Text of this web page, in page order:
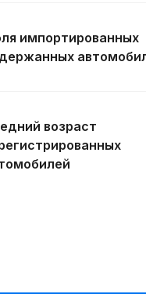
импортированных
возраст